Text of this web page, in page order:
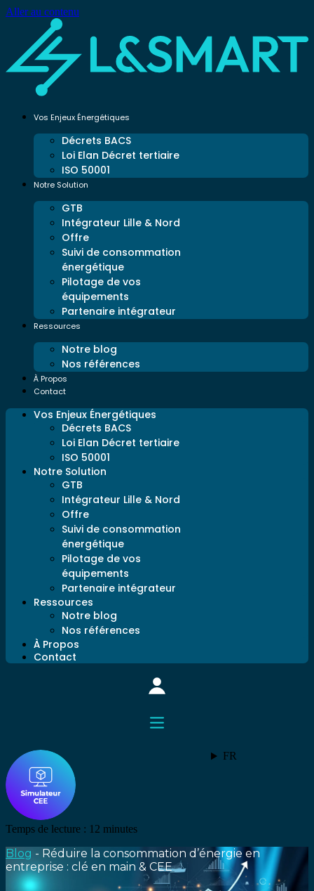
Aller au contenu
Vos Enjeux Énergétiques
Décrets BACS
Loi Elan Décret tertiaire
ISO 50001
Notre Solution
GTB
Intégrateur Lille & Nord
Offre
Suivi de consommation
énergétique
Pilotage de vos
équipements
Partenaire intégrateur
Ressources
Notre blog
Nos références
À Propos
Contact
Vos Enjeux Énergétiques
Décrets BACS
Loi Elan Décret tertiaire
ISO 50001
Notre Solution
GTB
Intégrateur Lille & Nord
Offre
Suivi de consommation
énergétique
Pilotage de vos
équipements
Partenaire intégrateur
Ressources
Notre blog
Nos références
À Propos
Contact
FR
Temps de lecture : 12 minutes
Blog - Réduire la consommation d’énergie en
entreprise : clé en main & CEE